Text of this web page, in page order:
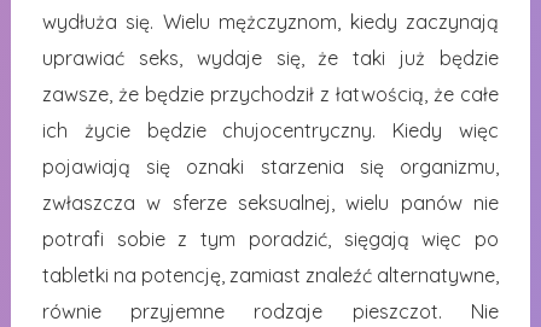
wydłuża się. Wielu mężczyznom, kiedy zaczynają
uprawiać seks, wydaje się, że taki już będzie
zawsze, że będzie przychodził z łatwością, że całe
ich życie będzie chujocentryczny. Kiedy więc
pojawiają się oznaki starzenia się organizmu,
zwłaszcza w sferze seksualnej, wielu panów nie
potrafi sobie z tym poradzić, sięgają więc po
tabletki na potencję, zamiast znaleźć alternatywne,
równie przyjemne rodzaje pieszczot. Nie